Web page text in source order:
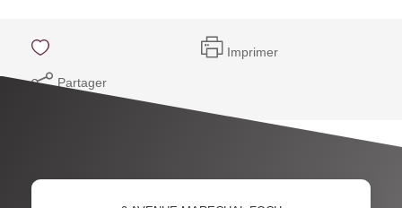
Imprimer
Partager